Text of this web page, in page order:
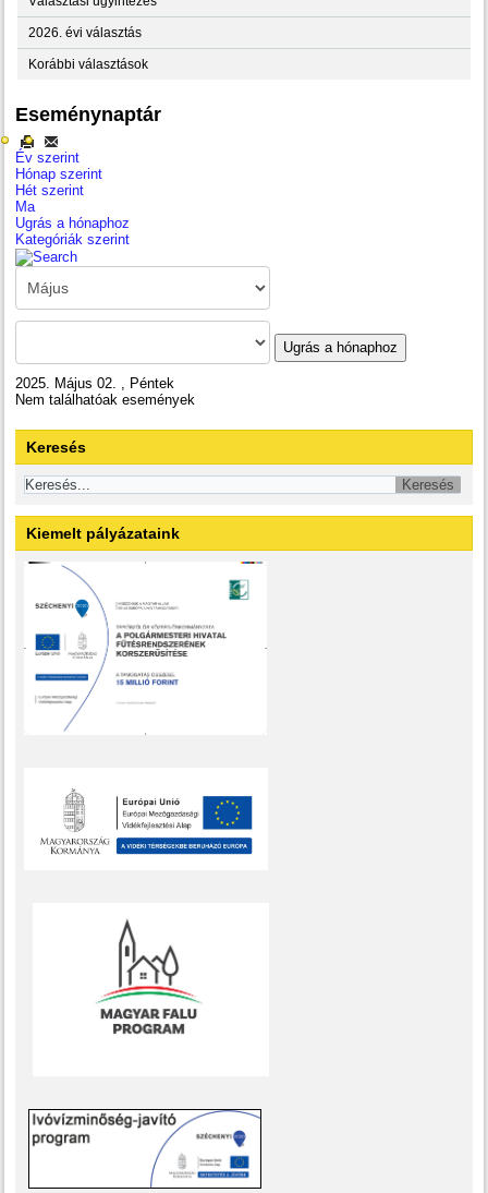
2026. évi választás
Korábbi választások
Eseménynaptár
Év szerint
Hónap szerint
Hét szerint
Ma
Ugrás a hónaphoz
Kategóriák szerint
Ugrás a hónaphoz
2025. Május 02. , Péntek
Nem találhatóak események
Keresés
Kiemelt pályázataink